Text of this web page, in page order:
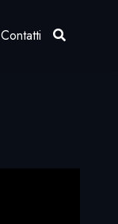
Contatti